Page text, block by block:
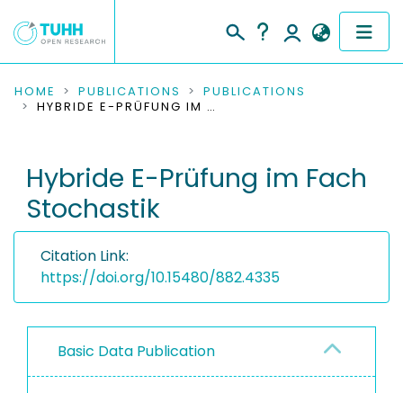
COMMUNITIES & COLLECTIONS
RESEARCH DATA
PEOPLE
INSTITUTIONS
PROJECTS
HOME PUBLICATIONS
PUBLICATIONS
HYBRIDE E-PRÜFUNG IM FACH STOCHASTIK
Hybride E-Prüfung im Fach
Stochastik
Citation Link:
https://doi.org/10.15480/882.4335
Basic Data Publication